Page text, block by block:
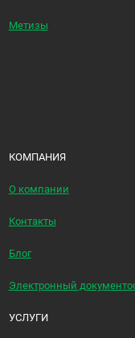
Метизы
КОМПАНИЯ
О компании
Контакты
Блог
Электронный
УСЛУГИ